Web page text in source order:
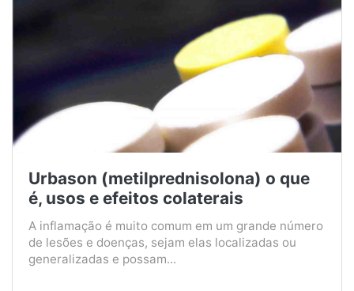
Urbason (metilprednisolona) o que
é, usos e efeitos colaterais
A inflamação é muito comum em um grande número
de lesões e doenças, sejam elas localizadas ou
generalizadas e possam...